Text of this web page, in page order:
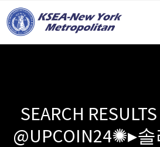
SEARCH
@UPCOIN24✺▸